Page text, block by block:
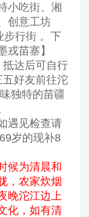
小吃街、湘
创意工坊
步行街 。下
戎苗寨】
抵达后可自行
好友前往沱
独特的苗疆
遇见检查请
岁的现补8
候为清晨和
，农家炊烟
晚沱江边上
化，如有清